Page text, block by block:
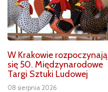
W Krakowie rozpoczynają
się 50. Międzynarodowe
Targi Sztuki Ludowej
08 sierpnia 2026